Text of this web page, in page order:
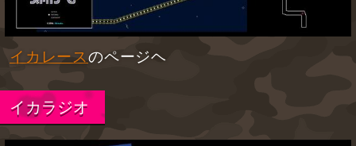
イカレースのページヘ
イカラジオ